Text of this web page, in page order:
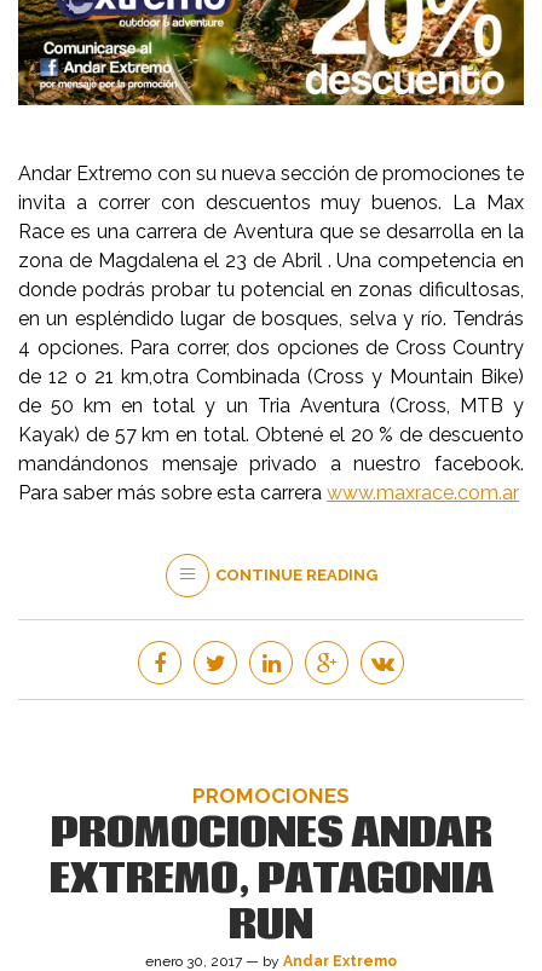
Andar Extremo con su nueva sección de promociones te
invita a correr con descuentos muy buenos. La Max
Race es una carrera de Aventura que se desarrolla en la
zona de Magdalena el 23 de Abril . Una competencia en
donde podrás probar tu potencial en zonas dificultosas,
en un espléndido lugar de bosques, selva y río. Tendrás
4 opciones. Para correr, dos opciones de Cross Country
de 12 o 21 km,otra Combinada (Cross y Mountain Bike)
de 50 km en total y un Tria Aventura (Cross, MTB y
Kayak) de 57 km en total. Obtené el 20 % de descuento
mandándonos mensaje privado a nuestro facebook.
Para saber más sobre esta carrera www.maxrace.com.ar
CONTINUE READING
PROMOCIONES
PROMOCIONES ANDAR
EXTREMO, PATAGONIA
RUN
enero 30, 2017 — by Andar Extremo